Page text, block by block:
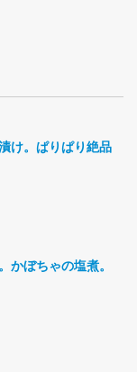
け。ぱりぱり絶品。
かぼちゃの塩煮。